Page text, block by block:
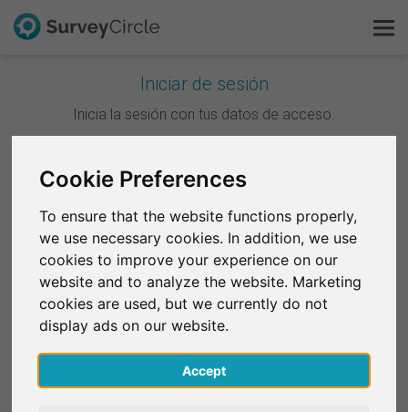
Cookie Preferences
To ensure that the website functions properly,
we use necessary cookies. In addition, we use
cookies to improve your experience on our
website and to analyze the website. Marketing
cookies are used, but we currently do not
display ads on our website.
Accept
Iniciar de sesión
Inicia la sesión con tus datos de acceso.
Continuar con Google
Continuar con Facebook
O
Correo electrónico*
Contraseña*
Esto es SurveyCircle
FAQ
Regístrate gratis
English